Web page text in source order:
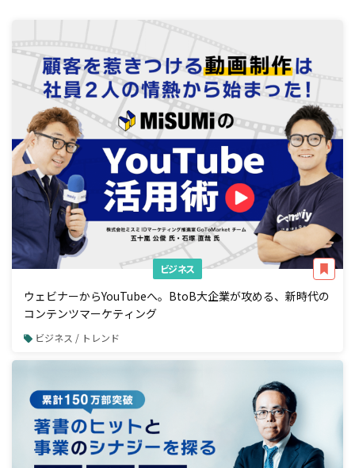
ビジネス
ウェビナーからYouTubeへ。BtoB大企業が攻める、新時代の
コンテンツマーケティング
ビジネス / トレンド